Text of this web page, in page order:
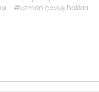
#uzman çavuş hakları